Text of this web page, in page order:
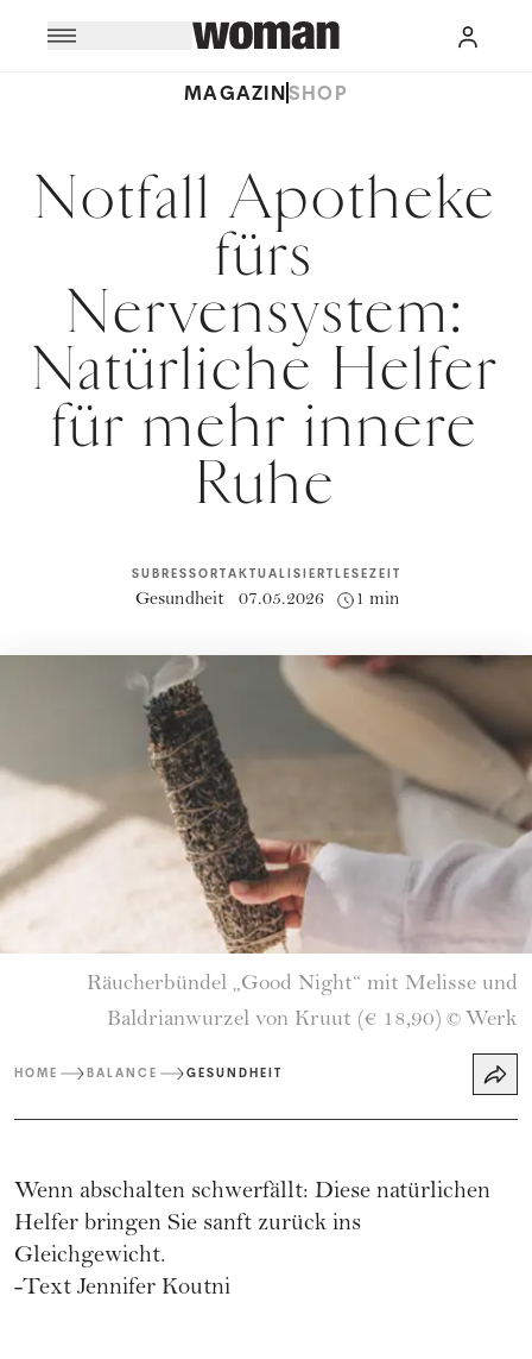
MAGAZINSHOP
Notfall Apotheke
fürs
Nervensystem:
Natürliche Helfer
für mehr innere
Ruhe
SUBRESSORT
Gesundheit
AKTUALISIERT
07.05.2026
LESEZEIT
1 min
Räucherbündel „Good Night“ mit Melisse und
Baldrianwurzel von Kruut (€ 18,90) © Werk
HOME BALANCE GESUNDHEIT
Wenn abschalten schwerfällt: Diese natürlichen
Helfer bringen Sie sanft zurück ins
Gleichgewicht.
-Text Jennifer Koutni